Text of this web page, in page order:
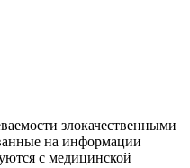
злокачественными
на информации
с медицинской